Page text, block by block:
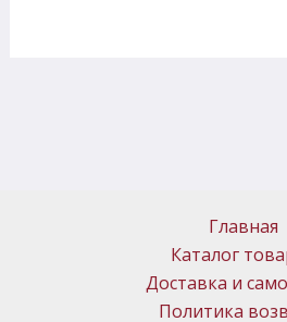
Главная
Каталог
Доставка и
Политика